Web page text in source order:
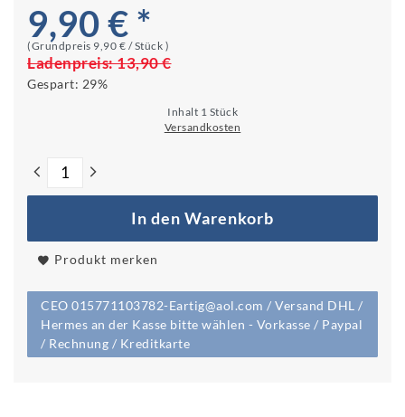
9,90 € *
(Grundpreis 9,90 € / Stück )
Ladenpreis:13,90 €
Gespart: 29%
Inhalt 1 Stück
Versandkosten
In den Warenkorb
Produkt merken
CEO 015771103782-Eartig@aol.com / Versand DHL /
Hermes an der Kasse bitte wählen - Vorkasse / Paypal
/ Rechnung / Kreditkarte